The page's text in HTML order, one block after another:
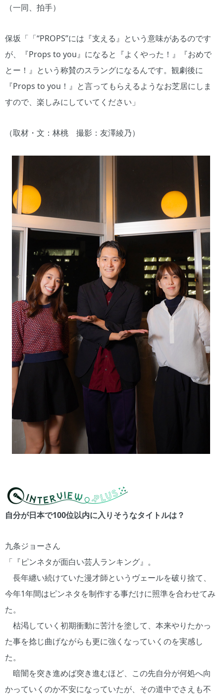
（一同、拍手）
保坂「「“PROPS”には『支える』という意味があるのです
が、『Props to you』になると『よくやった！』『おめで
とー！』という称賛のスラングになるんです。観劇後に
『Props to you！』と言ってもらえるようなお芝居にしま
すので、楽しみにしていてください」
（取材・文：林桃 撮影：友澤綾乃）
自分が日本で100位以内に入りそうなタイトルは？
九条ジョーさん
「『ピンネタが面白い芸人ランキング』。
長年纏い続けていた漫才師というヴェールを破り捨て、
今年1年間はピンネタを制作する事だけに照準を合わせてみ
た。
枯渇していく初期衝動に苦汁を塗して、本来やりたかっ
た事を捻じ曲げながらも更に強くなっていくのを実感し
た。
暗闇を突き進めば突き進むほど、この先自分が何処へ向
かっていくのか不安になっていたが、その道中でさえも不